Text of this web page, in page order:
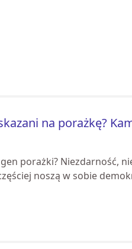
na porażkę?
porażki? Niezdarność,
noszą w sobie